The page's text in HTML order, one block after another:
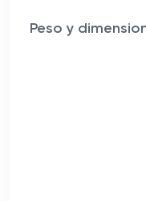
Peso y